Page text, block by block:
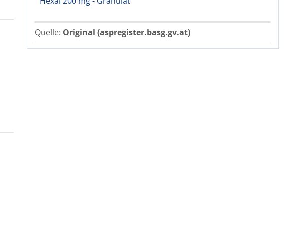
Quelle: Original (aspregister.basg.gv.at)